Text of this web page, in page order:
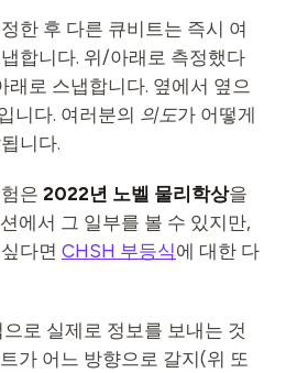
한 후 다른 큐비트는 즉시 여
합니다. 위/아래로 측정했다
래로 스냅합니다. 옆에서 옆으
니다. 여러분의 의도가 어떻게
니다.
은 2022년 노벨 물리학상을
에서 그 일부를 볼 수 있지만,
다면 CHSH 부등식에 대한 다
로 실제로 정보를 보내는 것
가 어느 방향으로 갈지(위 또